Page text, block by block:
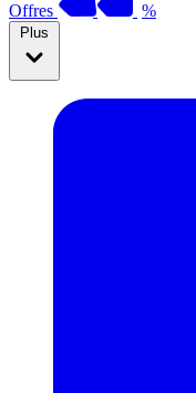
Offres %
Plus